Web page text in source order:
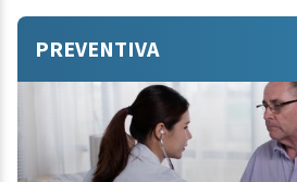
PREVENTIVA